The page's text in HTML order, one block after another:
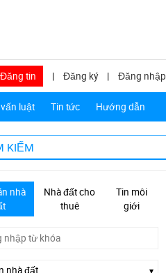
Đăng tin | Đăng ký | Đăng nhập
luật Tin tức Hướng dẫn
KIẾM
nhà
Nhà đất cho
thuê
Tin môi
giới